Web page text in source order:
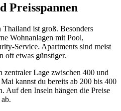
Preisspannen
ist groß. Besonders
Wohnanlagen mit Pool,
Service. Apartments sind meist
oft etwas günstiger.
Lage zwischen 400 und
kannst du bereits ab 200 bis 400
Auf den Inseln hängen die Preise